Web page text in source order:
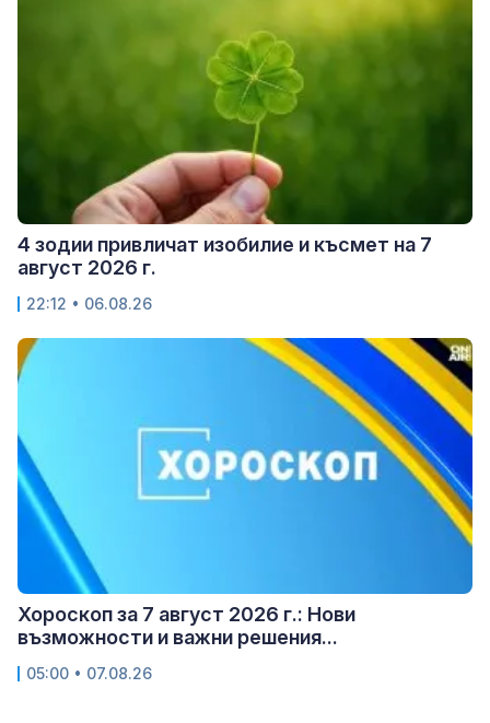
4 зодии привличат изобилие и късмет на 7
август 2026 г.
22:12 • 06.08.26
Хороскоп за 7 август 2026 г.: Нови
възможности и важни решения...
05:00 • 07.08.26